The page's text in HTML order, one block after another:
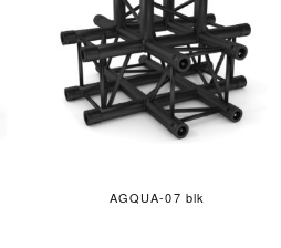
AGQUA-07 blk